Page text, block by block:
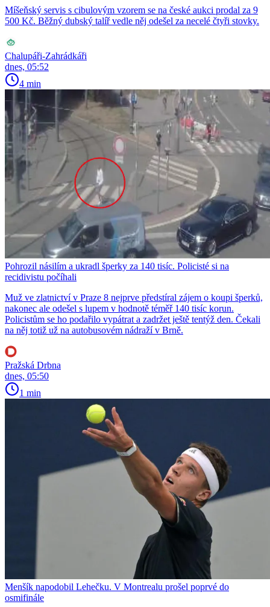
Míšeňský servis s cibulovým vzorem se na české aukci prodal za 9
500 Kč. Běžný dubský talíř vedle něj odešel za necelé čtyři stovky.
Chalupáři-Zahrádkáři
dnes, 05:52
4 min
Pohrozil násilím a ukradl šperky za 140 tisíc. Policisté si na
recidivistu počíhali
Muž ve zlatnictví v Praze 8 nejprve předstíral zájem o koupi šperků,
nakonec ale odešel s lupem v hodnotě téměř 140 tisíc korun.
Policistům se ho podařilo vypátrat a zadržet ještě tentýž den. Čekali
na něj totiž už na autobusovém nádraží v Brně.
Pražská Drbna
dnes, 05:50
1 min
Menšík napodobil Lehečku. V Montrealu prošel poprvé do
osmifinále